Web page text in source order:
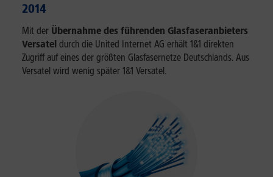
2014
Mit der Übernahme des führenden Glasfaseranbieters
Versatel durch die United Internet AG erhält 1&1 direkten
Zugriff auf eines der größten Glasfasernetze Deutschlands. Aus
Versatel wird wenig später 1&1 Versatel.